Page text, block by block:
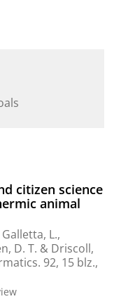
citizen science
animal
L.,
D. T. & Driscoll,
92, 15 blz.,